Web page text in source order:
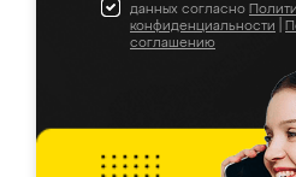
данных согласно
конфиденциальности
соглашению